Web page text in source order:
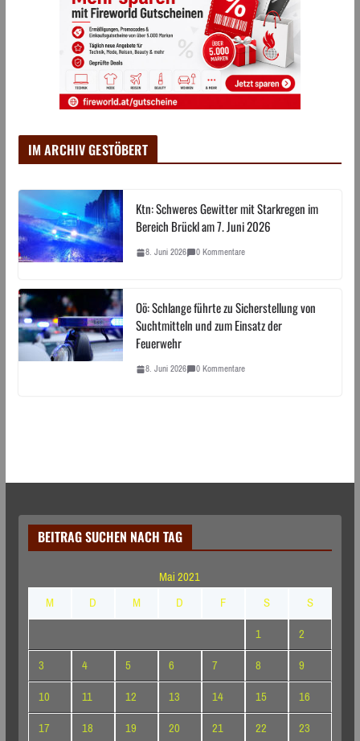
IM ARCHIV GESTÖBERT
Ktn: Schweres Gewitter mit Starkregen im
Bereich Brückl am 7. Juni 2026
8. Juni 2026 0 Kommentare
Oö: Schlange führte zu Sicherstellung von
Suchtmitteln und zum Einsatz der
Feuerwehr
8. Juni 2026 0 Kommentare
BEITRAG SUCHEN NACH TAG
Mai 2021
M
D M D F S
S
1
2
3
4 5 6 7 8
9
10
11 12 13 14 15
16
17
18 19 20 21 22
23